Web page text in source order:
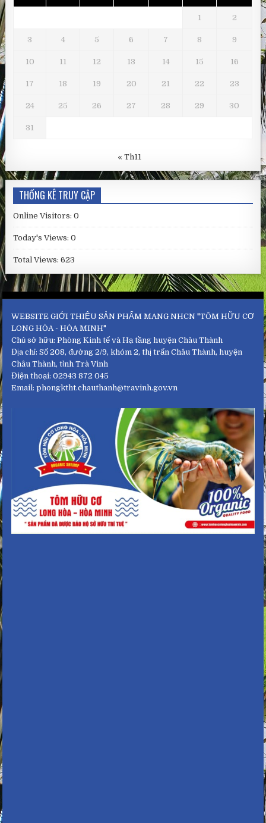
1 2
3 4 5 6 7 8 9
10 11 12 13 14 15 16
17 18 19 20 21 22 23
24 25 26 27 28 29 30
31
« Th11
THỐNG KÊ TRUY CẬP
Online Visitors:0
Today's Views:0
Total Views:623
WEBSITE GIỚI THIỆU SẢN PHẨM MANG NHCN "TÔM HỮU CƠ
LONG HÒA - HÒA MINH"
Chủ sở hữu: Phòng Kinh tế và Hạ tầng huyện Châu Thành
Địa chỉ: Số 208, đường 2/9, khóm 2, thị trấn Châu Thành, huyện
Châu Thành, tỉnh Trà Vinh
Điện thoại: 02943 872 045
Email: phongktht.chauthanh@travinh.gov.vn